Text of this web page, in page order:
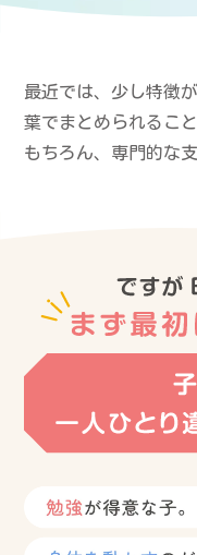
最近では、少し特徴
葉でまとめられるこ
もちろん、専門的な